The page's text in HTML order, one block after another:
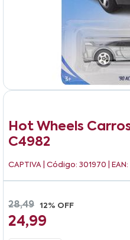
Hot Wheels
C4982
CAPTIVA | Código: 301970 |
28,49 12% OFF
24,99